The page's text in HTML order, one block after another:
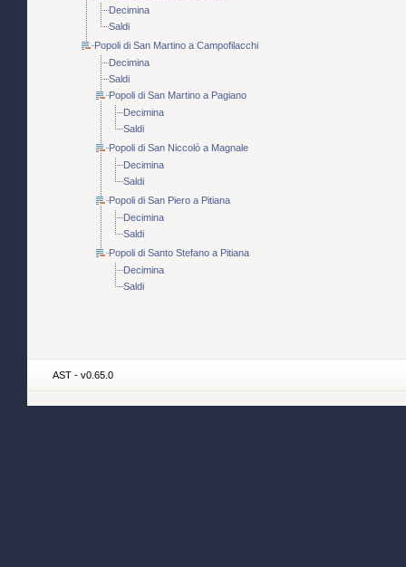
Decimina
Saldi
Popoli di San Martino a Campofilacchi
Decimina
Saldi
Popoli di San Martino a Pagiano
Decimina
Saldi
Popoli di San Niccolò a Magnale
Decimina
Saldi
Popoli di San Piero a Pitiana
Decimina
Saldi
Popoli di Santo Stefano a Pitiana
Decimina
Saldi
AST - v0.65.0